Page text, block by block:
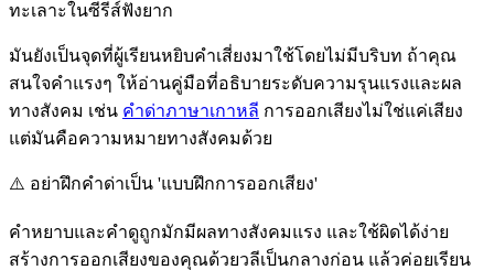
ทะเลาะในซีรีส์ฟังยาก
มันยังเป็นจุดที่ผู้เรียนหยิบคำเสี่ยงมาใช้โดยไม่มีบริบท ถ้าคุณ
สนใจคำแรงๆ ให้อ่านคู่มือที่อธิบายระดับความรุนแรงและผล
ทางสังคม เช่น คำด่าภาษาเกาหลี การออกเสียงไม่ใช่แค่เสียง
แต่มันคือความหมายทางสังคมด้วย
⚠️ อย่าฝึกคำด่าเป็น 'แบบฝึกการออกเสียง'
คำหยาบและคำดูถูกมักมีผลทางสังคมแรง และใช้ผิดได้ง่าย
สร้างการออกเสียงของคุณด้วยวลีเป็นกลางก่อน แล้วค่อยเรียน